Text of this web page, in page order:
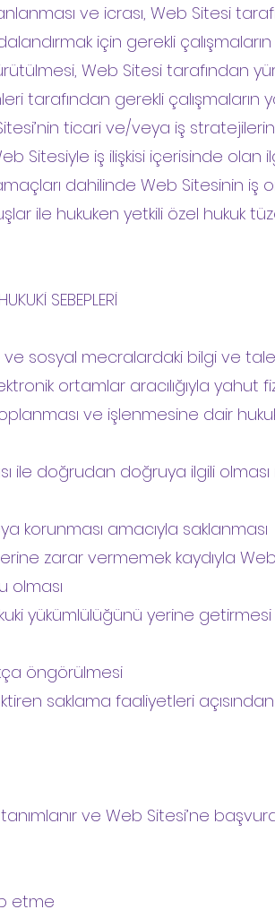
ve icrası, Web Sitesi
için gerekli
Web Sitesi tarafından
tarafından gerekli çalışmaların
ticari ve/veya iş
Sitesiyle iş ilişkisi içerisinde olan
dahilinde Web Sitesinin iş
ile hukuken yetkili özel hukuk
SEBEPLERİ
sosyal mecralardaki bilgi ve
ortamlar aracılığıyla yahut
ve işlenmesine dair
ile doğrudan doğruya ilgili
korunması amacıyla saklanması
zarar vermemek kaydıyla
olması
yükümlülüğünü yerine getirmesi
öngörülmesi
saklama faaliyetleri
ve Web Sitesi’ne
etme